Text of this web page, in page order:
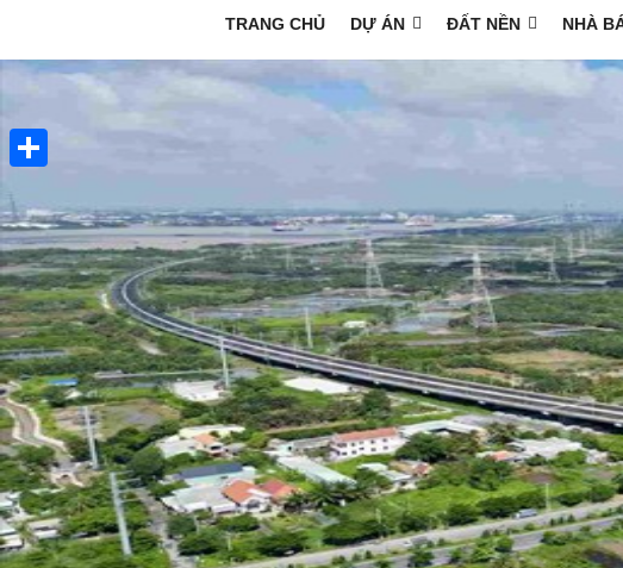
TRANG CHỦ DỰ ÁN ĐẤT NỀN NHÀ